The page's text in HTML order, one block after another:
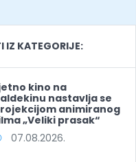
IZ KATEGORIJE:
kino na
nastavlja se
animiranog
„Veliki prasak“
07.08.2026.